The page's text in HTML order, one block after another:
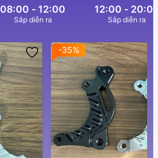
08:00 - 12:00
Sắp diễn ra
12:00 -
Sắp diễn ra
-35%